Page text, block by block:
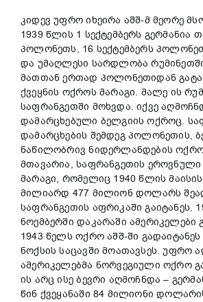
კიდევ უფრო იხეირა აშშ-მ მეორე
1939 წლის 1 სექტემბერს გერმანია
პოლონეთს, 16 სექტემბერს
და უმაღლესი სარდლობა
მათთან ერთად პოლონეთიდან
ქვეყნის ოქროს მარაგი. მალე ის
საფრანგეთში მოხვდა. იქვე
დამარცხებული ბელგიის ოქროც.
დამარცხების შემდეგ პოლონეთის,
ნაწილობრივ ნიდერლანდების
მთავარია, საფრანგეთის
მარაგი, რომელიც 1940 წლის
მილიარდ 477 მილიონ დოლარს
საფრანგეთის აფრიკაში გაიტანეს.
ნოემბერში დაკარაში ამერიკელები
1943 წელს ოქრო აშშ-ში
ნოქსის საცავში მოათავსეს. უფრო
ამერიკელებმა ნორვეგიული ოქრო
ის არც ისე ბევრი აღმოჩნდა –
წინ ქვეყანაში 84 მილიონი